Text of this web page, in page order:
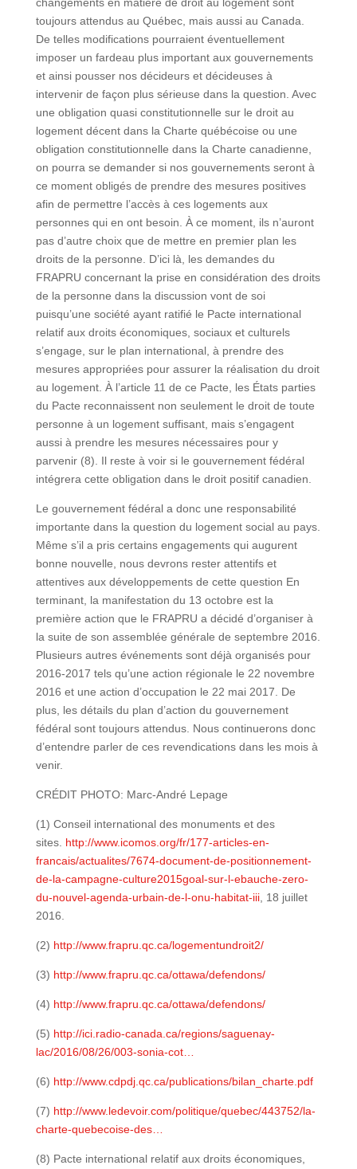
toujours attendus au Québec, mais aussi au Canada.
De telles modifications pourraient éventuellement
imposer un fardeau plus important aux gouvernements
et ainsi pousser nos décideurs et décideuses à
intervenir de façon plus sérieuse dans la question. Avec
une obligation quasi constitutionnelle sur le droit au
logement décent dans la Charte québécoise ou une
obligation constitutionnelle dans la Charte canadienne,
on pourra se demander si nos gouvernements seront à
ce moment obligés de prendre des mesures positives
afin de permettre l’accès à ces logements aux
personnes qui en ont besoin. À ce moment, ils n’auront
pas d’autre choix que de mettre en premier plan les
droits de la personne. D’ici là, les demandes du
FRAPRU concernant la prise en considération des droits
de la personne dans la discussion vont de soi
puisqu’une société ayant ratifié le Pacte international
relatif aux droits économiques, sociaux et culturels
s’engage, sur le plan international, à prendre des
mesures appropriées pour assurer la réalisation du droit
au logement. À l’article 11 de ce Pacte, les États parties
du Pacte reconnaissent non seulement le droit de toute
personne à un logement suffisant, mais s’engagent
aussi à prendre les mesures nécessaires pour y
parvenir (8). Il reste à voir si le gouvernement fédéral
intégrera cette obligation dans le droit positif canadien.
Le gouvernement fédéral a donc une responsabilité
importante dans la question du logement social au pays.
Même s’il a pris certains engagements qui augurent
bonne nouvelle, nous devrons rester attentifs et
attentives aux développements de cette question En
terminant, la manifestation du 13 octobre est la
première action que le FRAPRU a décidé d’organiser à
la suite de son assemblée générale de septembre 2016.
Plusieurs autres événements sont déjà organisés pour
2016-2017 tels qu’une action régionale le 22 novembre
2016 et une action d’occupation le 22 mai 2017. De
plus, les détails du plan d’action du gouvernement
fédéral sont toujours attendus. Nous continuerons donc
d’entendre parler de ces revendications dans les mois à
venir.
CRÉDIT PHOTO: Marc-André Lepage
(1) Conseil international des monuments et des
sites. http://www.icomos.org/fr/177-articles-en-
francais/actualites/7674-document-de-positionnement-
de-la-campagne-culture2015goal-sur-l-ebauche-zero-
du-nouvel-agenda-urbain-de-l-onu-habitat-iii, 18 juillet
2016.
(2) http://www.frapru.qc.ca/logementundroit2/
(3) http://www.frapru.qc.ca/ottawa/defendons/
(4) http://www.frapru.qc.ca/ottawa/defendons/
(5) http://ici.radio-canada.ca/regions/saguenay-
lac/2016/08/26/003-sonia-cot…
(6) http://www.cdpdj.qc.ca/publications/bilan_charte.pdf
(7) http://www.ledevoir.com/politique/quebec/443752/la-
charte-quebecoise-des…
(8) Pacte international relatif aux droits économiques,